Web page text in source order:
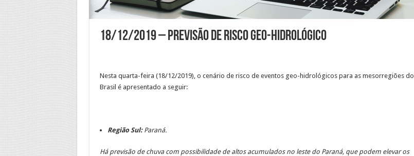
18/12/2019 – Previsão de Risco Geo-Hidrológico
Nesta quarta-feira (18/12/2019), o cenário de risco de eventos geo-hidrológicos para as mesorregiões do
Brasil é apresentado a seguir:
Região Sul: Paraná.
Há previsão de chuva com possibilidade de altos acumulados no leste do Paraná, que podem elevar os